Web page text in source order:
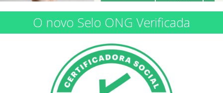
O novo Selo ONG Verificada